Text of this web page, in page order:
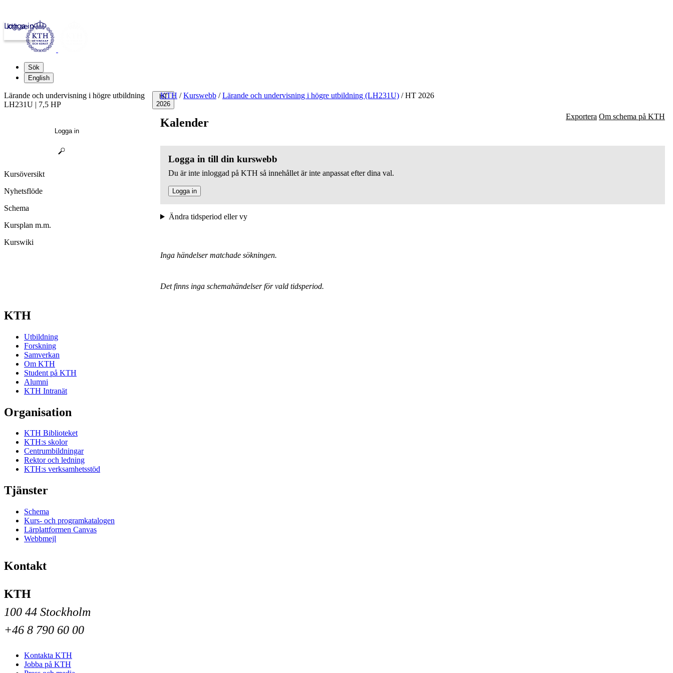
kth.se
Logga in
Sök
English
HT
2026
KTH / Kurswebb / Lärande och undervisning i högre utbildning (LH231U) /HT 2026
Kalender Exportera Om schema på KTH
Logga in till din kurswebb
Du är inte inloggad på KTH så innehållet är inte anpassat efter dina val.
Logga in
Ändra tidsperiod eller vy
Inga händelser matchade sökningen.
Det finns inga schemahändelser för vald tidsperiod.
Lärande och undervisning i högre utbildning
LH231U | 7,5 HP
Logga in
Kursöversikt
Nyhetsflöde
Schema
Kursplan m.m.
Kurswiki
KTH
Utbildning
Forskning
Samverkan
Om KTH
Student på KTH
Alumni
KTH Intranät
Organisation
KTH Biblioteket
KTH:s skolor
Centrumbildningar
Rektor och ledning
KTH:s verksamhetsstöd
Tjänster
Schema
Kurs- och programkatalogen
Lärplattformen Canvas
Webbmejl
Kontakt
KTH
100 44 Stockholm
+46 8 790 60 00
Kontakta KTH
Jobba på KTH